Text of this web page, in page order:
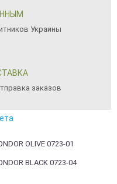
Украины
заказов